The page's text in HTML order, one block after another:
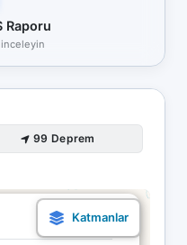
Raporu
inceleyin
99 Deprem
15.04 09:26
×